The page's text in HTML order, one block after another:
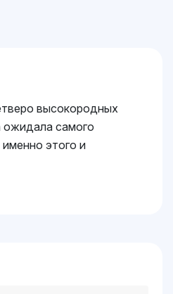
высокородных
ожидала самого
этого и